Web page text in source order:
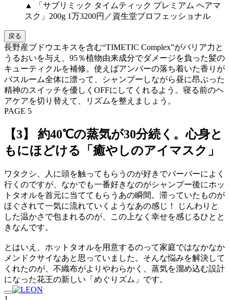
▲ 「サブリミック タイムティック プレミアム ヘアマ
スク」200g 1万3200円／資生堂プロフェッショナル
戻る
長野産ブドウエキスを含む“TIMETIC Complex”がバリア力と
うるおいを与え、95％植物由来成分でダメージを負った髪の
キューティクルを補修。使えばアンバーの落ち着いた香りが
バスルーム全体に漂って、シャンプーしながら昼に昂ぶった
精神のスイッチを優しくOFFにしてくれるよう。寝る前のヘ
アケアを切り替えて、リズムを整えましょう。
PAGE 5
【3】 約40℃の蒸気が30分続く。心身と
もにほどける「癒やしのアイマスク」
ワタクシ、人に頭を触ってもらうのが好きでバーバーによく
行くのですが、なかでも一番好きなのがシャンプー後にホッ
トタオルを首元に当ててもらうあの瞬間。滞っていたものが
ほぐされて一気に流れていくようなあの感じ！ じんわりと
した温かさで包まれるのが、この上なく幸せを感じるひとと
きなんです。
とはいえ、ホットタオルを用意するのって家庭ではなかなか
メンドクサイなあと思っていました。そんな悩みを解決して
くれたのが、不織布がよりやわらかく、蒸気を溜め込む設計
になった花王の新しい「めぐりズム」です。